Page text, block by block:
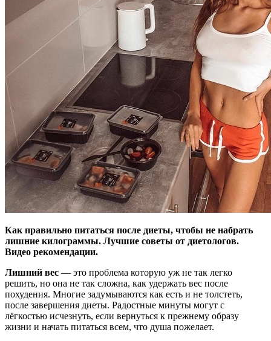
Как правильно питаться после диеты, чтобы не набрать
лишние килограммы. Лучшие советы от диетологов.
Видео рекомендации.
Лишний вес — это проблема которую уж не так легко
решить, но она не так сложна, как удержать вес после
похудения. Многие задумываются как есть и не толстеть,
после завершения диеты. Радостные минуты могут с
лёгкостью исчезнуть, если вернуться к прежнему образу
жизни и начать питаться всем, что душа пожелает.